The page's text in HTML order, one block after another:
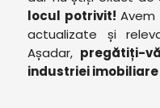
locul potrivit!
actualizate și
Așadar, pregătiți-
industriei